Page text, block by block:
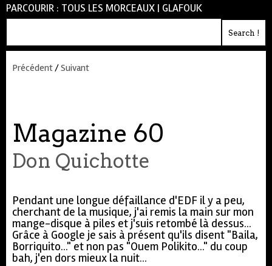
PARCOURIR : TOUS LES MORCEAUX | GLAFOUK
Précédent/Suivant
Magazine 60
Don Quichotte
Pendant une longue défaillance d'EDF il y a peu,
cherchant de la musique, j'ai remis la main sur mon
mange-disque à piles et j'suis retombé là dessus...
Grâce à Google je sais à présent qu'ils disent "Baila,
Borriquito..." et non pas "Ouem Polikito..." du coup
bah, j'en dors mieux la nuit...